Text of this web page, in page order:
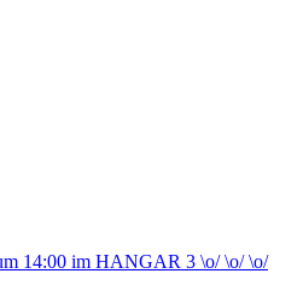
14:00 im HANGAR 3 \o/ \o/ \o/